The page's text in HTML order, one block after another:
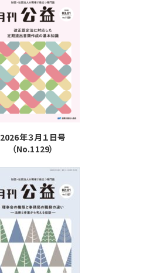
2026年３月１日号
（No.1129）